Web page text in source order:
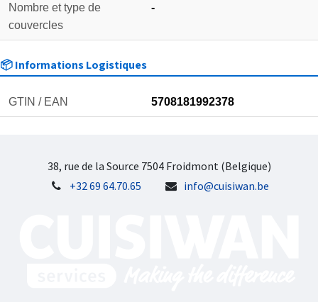
Nombre et type de
couvercles
-
📦 Informations Logistiques
GTIN / EAN 5708181992378
38, rue de la Source 7504 Froidmont (Belgique)
+32 69 64.70.65
info@cuisiwan.be